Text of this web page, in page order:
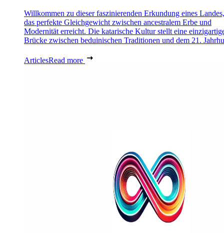
Willkommen zu dieser faszinierenden Erkundung eines
das perfekte Gleichgewicht zwischen ancestralem Erbe und
Modernität erreicht. Die katarische Kultur stellt eine
Brücke zwischen beduinischen Traditionen und dem 21.
ArticlesRead more